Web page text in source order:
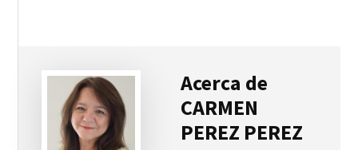
Acerca de
CARMEN
PEREZ PEREZ